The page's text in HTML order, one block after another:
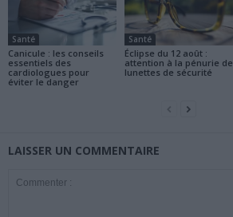
Santé
Canicule : les conseils
essentiels des
cardiologues pour
éviter le danger
Santé
Éclipse du 12 août :
attention à la pénurie de
lunettes de sécurité
LAISSER UN COMMENTAIRE